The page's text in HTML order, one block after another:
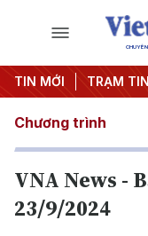
TIN MỚI TRẠM
quyết thành hành
Chương trình
VNA News -
23/9/2024